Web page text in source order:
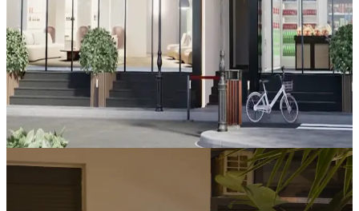
Oussama Promotion Immobilière
Pourquoi nos locaux sont un investissement
gagnant?
2/17/2026